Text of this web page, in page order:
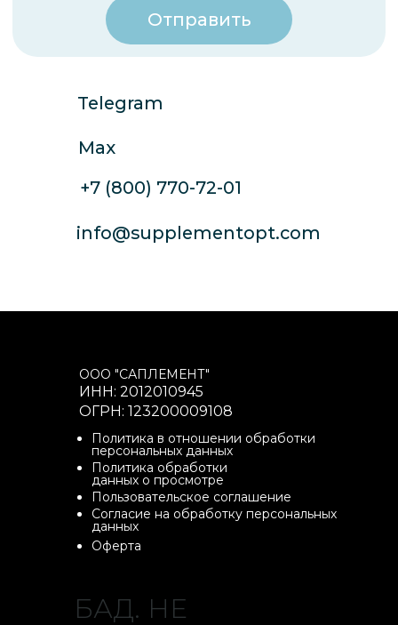
Политика в отношении обработки
персональных данных
Согласие на обработку персональных
данных
Политика обработки
данных о просмотре
Пользовательское соглашение
Оферта
ОГРН: 123200009108
БАД. НЕ
ИНН: 2012010945
ООО "САПЛЕМЕНТ"